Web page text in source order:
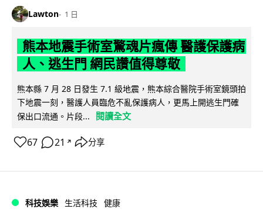
Lawton 1 日
熊本地震手術室驚魂片瘋傳 醫護保護病
人、逃生門 網民讚值得尊敬
熊本縣 7 月 28 日發生 7.1 級地震，熊本綜合醫院手術室鏡頭拍
下地震一刻，醫護人員臨危不亂保護病人，更馬上開逃生門確
保出口流通。片段...
閱讀全文
67 21 ↗ 分享
科技娛樂 生活科技 健康